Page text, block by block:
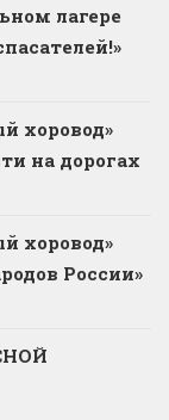
лагере
хоровод»
на дорогах
хоровод»
России»